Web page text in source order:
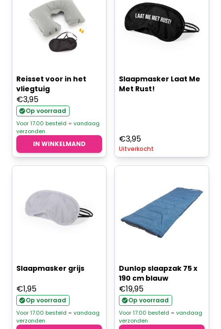
Reisset voor in het
vliegtuig
€3,95
Op voorraad
Voor 17.00 besteld = vandaag
verzonden
IN WINKELMAND
Slaapmasker Laat Me
Met Rust!
€3,95
Uitverkocht
Slaapmasker grijs
€1,95
Op voorraad
Voor 17.00 besteld = vandaag
verzonden
Dunlop slaapzak 75 x
190 cm blauw
€19,95
Op voorraad
Voor 17.00 besteld = vandaag
verzonden